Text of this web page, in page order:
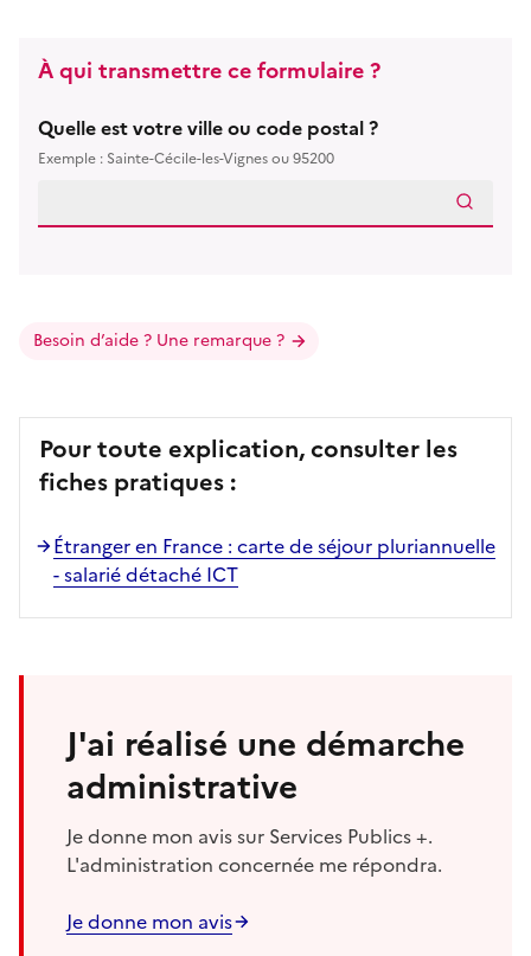
À qui transmettre ce formulaire ?
Quelle est votre ville ou code postal ?
Exemple : Sainte-Cécile-les-Vignes ou 95200
Besoin d’aide ? Une remarque ?
Pour toute explication, consulter les
fiches pratiques :
Étranger en France : carte de séjour pluriannuelle
- salarié détaché ICT
J'ai réalisé une démarche
administrative
Je donne mon avis sur Services Publics +.
L'administration concernée me répondra.
Je donne mon avis